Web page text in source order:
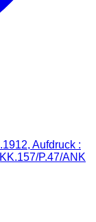
Aufdruck :
P.47/ANK